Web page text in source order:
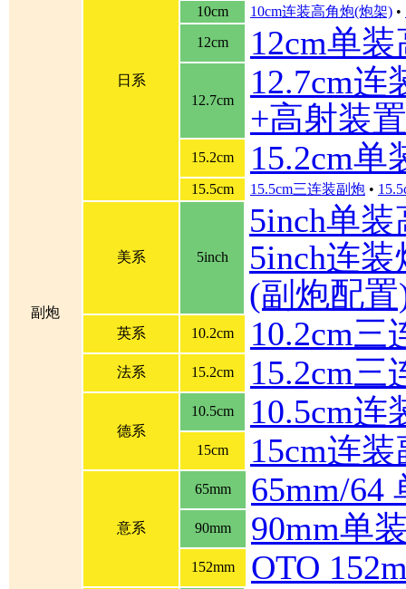
副炮
日系
10cm 10cm连装高角炮(炮架) •
12cm
12cm单
12.7cm
12.7cm连
+高射装置
15.2cm 15.2cm单
15.5cm 15.5cm三连装副炮 •
美系 5inch
5inch单
5inch连装
(副炮配
英系 10.2cm 10.2cm三
法系 15.2cm 15.2cm三
德系
10.5cm 10.5cm连
15cm 15cm连
意系
65mm 65mm/64
90mm 90mm单
152mm OTO